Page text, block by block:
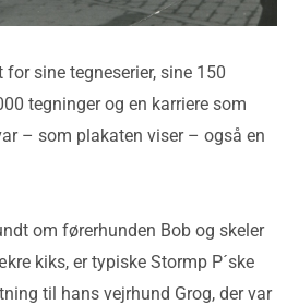
for sine tegneserier, sine 150
tegninger og en karriere som
– som plakaten viser – også en
om førerhunden Bob og skeler
kiks, er typiske Stormp P´ske
til hans vejrhund Grog, der var